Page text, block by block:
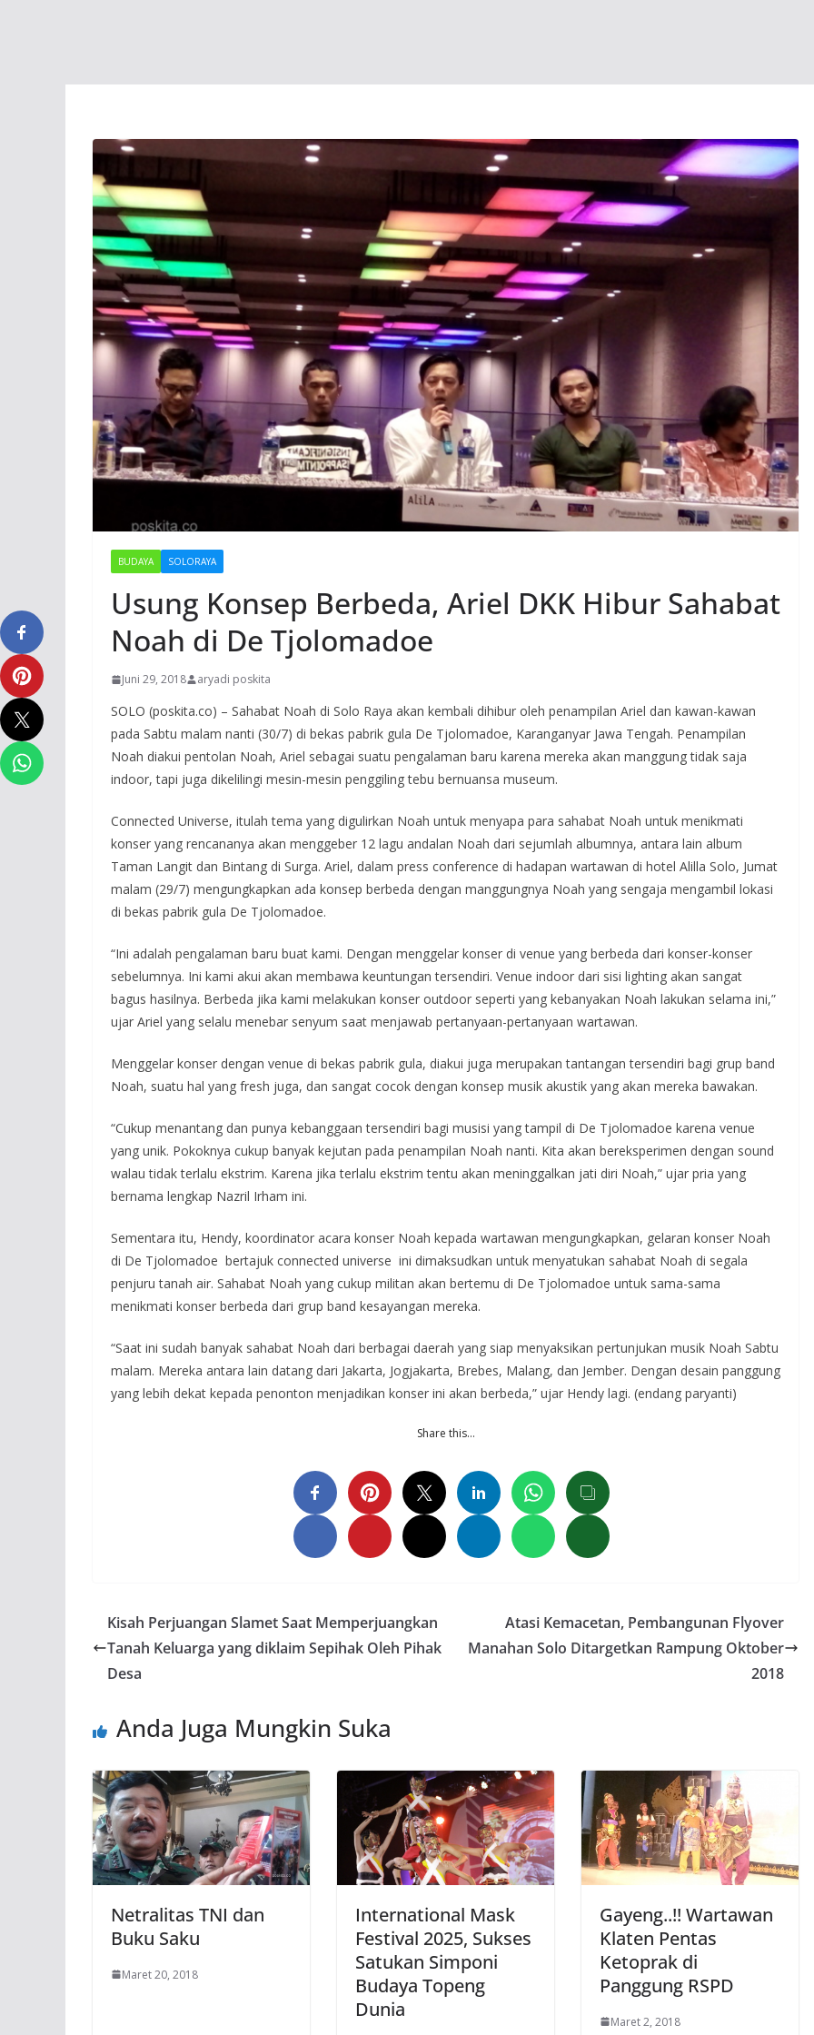
BUDAYA SOLORAYA
Usung Konsep Berbeda, Ariel DKK Hibur Sahabat
Noah di De Tjolomadoe
Juni 29, 2018 aryadi poskita
SOLO (poskita.co) – Sahabat Noah di Solo Raya akan kembali dihibur oleh penampilan Ariel dan kawan-kawan
pada Sabtu malam nanti (30/7) di bekas pabrik gula De Tjolomadoe, Karanganyar Jawa Tengah. Penampilan
Noah diakui pentolan Noah, Ariel sebagai suatu pengalaman baru karena mereka akan manggung tidak saja
indoor, tapi juga dikelilingi mesin-mesin penggiling tebu bernuansa museum.
Connected Universe, itulah tema yang digulirkan Noah untuk menyapa para sahabat Noah untuk menikmati
konser yang rencananya akan menggeber 12 lagu andalan Noah dari sejumlah albumnya, antara lain album
Taman Langit dan Bintang di Surga. Ariel, dalam press conference di hadapan wartawan di hotel Alilla Solo, Jumat
malam (29/7) mengungkapkan ada konsep berbeda dengan manggungnya Noah yang sengaja mengambil lokasi
di bekas pabrik gula De Tjolomadoe.
“Ini adalah pengalaman baru buat kami. Dengan menggelar konser di venue yang berbeda dari konser-konser
sebelumnya. Ini kami akui akan membawa keuntungan tersendiri. Venue indoor dari sisi lighting akan sangat
bagus hasilnya. Berbeda jika kami melakukan konser outdoor seperti yang kebanyakan Noah lakukan selama ini,”
ujar Ariel yang selalu menebar senyum saat menjawab pertanyaan-pertanyaan wartawan.
Menggelar konser dengan venue di bekas pabrik gula, diakui juga merupakan tantangan tersendiri bagi grup band
Noah, suatu hal yang fresh juga, dan sangat cocok dengan konsep musik akustik yang akan mereka bawakan.
“Cukup menantang dan punya kebanggaan tersendiri bagi musisi yang tampil di De Tjolomadoe karena venue
yang unik. Pokoknya cukup banyak kejutan pada penampilan Noah nanti. Kita akan bereksperimen dengan sound
walau tidak terlalu ekstrim. Karena jika terlalu ekstrim tentu akan meninggalkan jati diri Noah,” ujar pria yang
bernama lengkap Nazril Irham ini.
Sementara itu, Hendy, koordinator acara konser Noah kepada wartawan mengungkapkan, gelaran konser Noah
di De Tjolomadoe bertajuk connected universe ini dimaksudkan untuk menyatukan sahabat Noah di segala
penjuru tanah air. Sahabat Noah yang cukup militan akan bertemu di De Tjolomadoe untuk sama-sama
menikmati konser berbeda dari grup band kesayangan mereka.
“Saat ini sudah banyak sahabat Noah dari berbagai daerah yang siap menyaksikan pertunjukan musik Noah Sabtu
malam. Mereka antara lain datang dari Jakarta, Jogjakarta, Brebes, Malang, dan Jember. Dengan desain panggung
yang lebih dekat kepada penonton menjadikan konser ini akan berbeda,” ujar Hendy lagi. (endang paryanti)
Share this…
Kisah Perjuangan Slamet Saat Memperjuangkan
Tanah Keluarga yang diklaim Sepihak Oleh Pihak
Desa
Atasi Kemacetan, Pembangunan Flyover
Manahan Solo Ditargetkan Rampung Oktober
2018
Anda Juga Mungkin Suka
Netralitas TNI dan
Buku Saku
Maret 20, 2018
International Mask
Festival 2025, Sukses
Satukan Simponi
Budaya Topeng
Dunia
Gayeng..!! Wartawan
Klaten Pentas
Ketoprak di
Panggung RSPD
Maret 2, 2018